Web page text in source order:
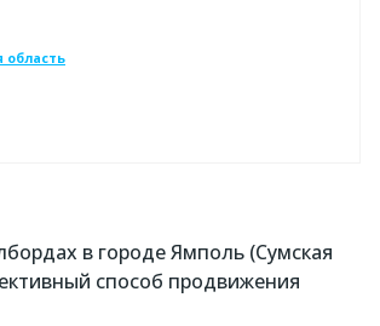
область
в городе Ямполь (Сумская
способ продвижения